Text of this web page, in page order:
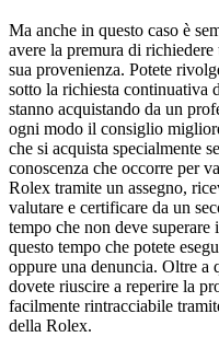
Ma anche in questo caso è
avere la premura di
sua provenienza. Potete
sotto la richiesta continuativa
stanno acquistando da un
ogni modo il consiglio
che si acquista specialmente
conoscenza che occorre per
Rolex tramite un assegno,
valutare e certificare da un
tempo che non deve
questo tempo che potete
oppure una denuncia. Oltre a
dovete riuscire a reperire la
facilmente rintracciabile
della Rolex.